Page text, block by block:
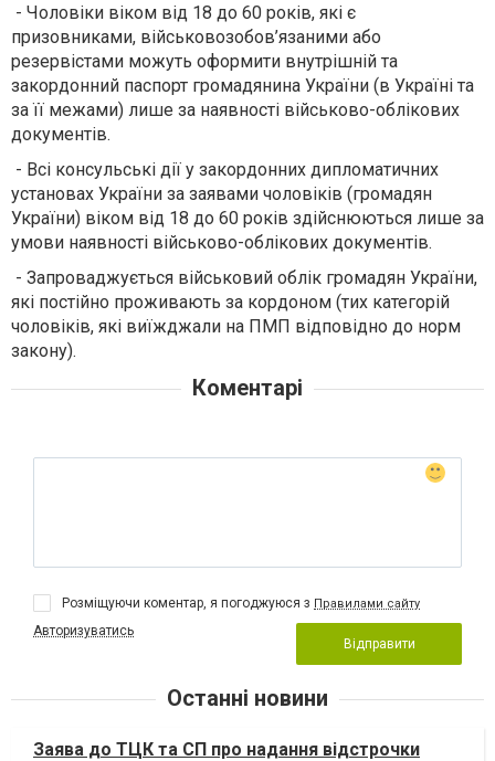
- Чоловіки віком від 18 до 60 років, які є
призовниками, військовозобов’язаними або
резервістами можуть оформити внутрішній та
закордонний паспорт громадянина України (в Україні та
за її межами) лише за наявності військово-облікових
документів.
- Всі консульські дії у закордонних дипломатичних
установах України за заявами чоловіків (громадян
України) віком від 18 до 60 років здійснюються лише за
умови наявності військово-облікових документів.
- Запроваджується військовий облік громадян України,
які постійно проживають за кордоном (тих категорій
чоловіків, які виїжджали на ПМП відповідно до норм
закону).
Коментарі
Розміщуючи коментар, я погоджуюся з Правилами сайту
Авторизуватись
Відправити
Останні новини
Заява до ТЦК та СП про надання відстрочки